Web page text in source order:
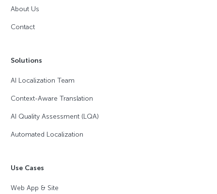
About Us
Contact
Solutions
AI Localization Team
Context-Aware Translation
AI Quality Assessment (LQA)
Automated Localization
Use Cases
Web App & Site